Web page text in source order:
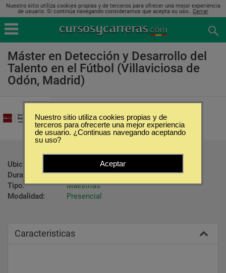
Nuestro sitio utiliza cookies propias y de terceros para ofrecer una mejor experiencia
de usuario. Si continúa navegando consideramos que acepta su uso.. Cerrar
Máster en Detección y Desarrollo del
Talento en el Fútbol (Villaviciosa de
Odón, Madrid)
Universidad Europea de Madrid
Ubicación:
Villaviciosa de Odón - Madrid
Duración:
9 Meses
Tipo:
Maestrías
Modalidad:
Presencial
Caracteristicas
Nuestro sitio utiliza cookies propias y de
terceros para ofrecerte una mejor experiencia
de usuario. ¿Continuas navegando aceptando
su uso?
Aceptar